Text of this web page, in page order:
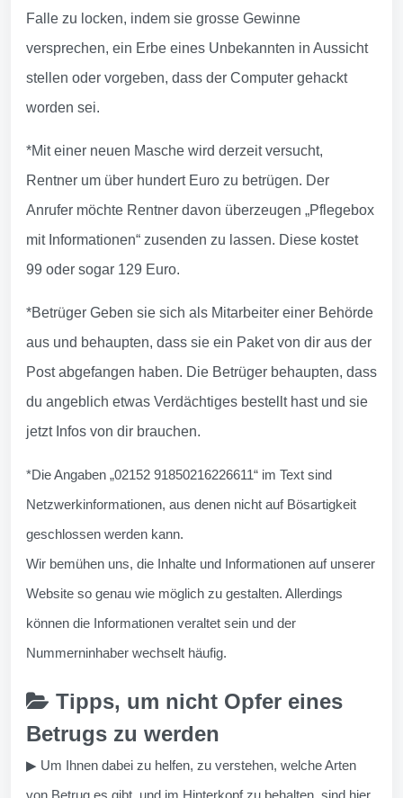
Falle zu locken, indem sie grosse Gewinne
versprechen, ein Erbe eines Unbekannten in Aussicht
stellen oder vorgeben, dass der Computer gehackt
worden sei.
*Mit einer neuen Masche wird derzeit versucht,
Rentner um über hundert Euro zu betrügen. Der
Anrufer möchte Rentner davon überzeugen „Pflegebox
mit Informationen“ zusenden zu lassen. Diese kostet
99 oder sogar 129 Euro.
*Betrüger Geben sie sich als Mitarbeiter einer Behörde
aus und behaupten, dass sie ein Paket von dir aus der
Post abgefangen haben. Die Betrüger behaupten, dass
du angeblich etwas Verdächtiges bestellt hast und sie
jetzt Infos von dir brauchen.
*Die Angaben „02152 91850216226611“ im Text sind
Netzwerkinformationen, aus denen nicht auf Bösartigkeit
geschlossen werden kann.
Wir bemühen uns, die Inhalte und Informationen auf unserer
Website so genau wie möglich zu gestalten. Allerdings
können die Informationen veraltet sein und der
Nummerninhaber wechselt häufig.
Tipps, um nicht Opfer eines
Betrugs zu werden
▶ Um Ihnen dabei zu helfen, zu verstehen, welche Arten
von Betrug es gibt, und im Hinterkopf zu behalten, sind hier